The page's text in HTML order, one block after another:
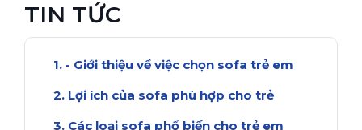
TIN TỨC
- Giới thiệu về việc chọn sofa trẻ em
Lợi ích của sofa phù hợp cho trẻ
Các loại sofa phổ biến cho trẻ em